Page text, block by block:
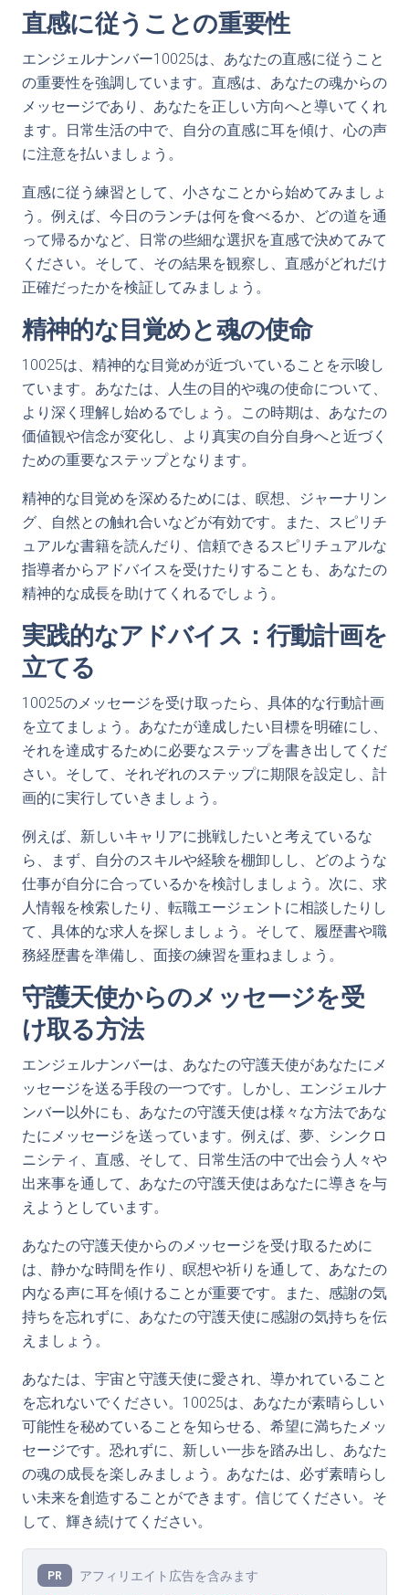
直感に従うことの重要性
エンジェルナンバー10025は、あなたの直感に従うこと
の重要性を強調しています。直感は、あなたの魂からの
メッセージであり、あなたを正しい方向へと導いてくれ
ます。日常生活の中で、自分の直感に耳を傾け、心の声
に注意を払いましょう。
直感に従う練習として、小さなことから始めてみましょ
う。例えば、今日のランチは何を食べるか、どの道を通
って帰るかなど、日常の些細な選択を直感で決めてみて
ください。そして、その結果を観察し、直感がどれだけ
正確だったかを検証してみましょう。
精神的な目覚めと魂の使命
10025は、精神的な目覚めが近づいていることを示唆し
ています。あなたは、人生の目的や魂の使命について、
より深く理解し始めるでしょう。この時期は、あなたの
価値観や信念が変化し、より真実の自分自身へと近づく
ための重要なステップとなります。
精神的な目覚めを深めるためには、瞑想、ジャーナリン
グ、自然との触れ合いなどが有効です。また、スピリチ
ュアルな書籍を読んだり、信頼できるスピリチュアルな
指導者からアドバイスを受けたりすることも、あなたの
精神的な成長を助けてくれるでしょう。
実践的なアドバイス：行動計画を
立てる
10025のメッセージを受け取ったら、具体的な行動計画
を立てましょう。あなたが達成したい目標を明確にし、
それを達成するために必要なステップを書き出してくだ
さい。そして、それぞれのステップに期限を設定し、計
画的に実行していきましょう。
例えば、新しいキャリアに挑戦したいと考えているな
ら、まず、自分のスキルや経験を棚卸しし、どのような
仕事が自分に合っているかを検討しましょう。次に、求
人情報を検索したり、転職エージェントに相談したりし
て、具体的な求人を探しましょう。そして、履歴書や職
務経歴書を準備し、面接の練習を重ねましょう。
守護天使からのメッセージを受
け取る方法
エンジェルナンバーは、あなたの守護天使があなたにメ
ッセージを送る手段の一つです。しかし、エンジェルナ
ンバー以外にも、あなたの守護天使は様々な方法であな
たにメッセージを送っています。例えば、夢、シンクロ
ニシティ、直感、そして、日常生活の中で出会う人々や
出来事を通して、あなたの守護天使はあなたに導きを与
えようとしています。
あなたの守護天使からのメッセージを受け取るために
は、静かな時間を作り、瞑想や祈りを通して、あなたの
内なる声に耳を傾けることが重要です。また、感謝の気
持ちを忘れずに、あなたの守護天使に感謝の気持ちを伝
えましょう。
あなたは、宇宙と守護天使に愛され、導かれていること
を忘れないでください。10025は、あなたが素晴らしい
可能性を秘めていることを知らせる、希望に満ちたメッ
セージです。恐れずに、新しい一歩を踏み出し、あなた
の魂の成長を楽しみましょう。あなたは、必ず素晴らし
い未来を創造することができます。信じてください。そ
して、輝き続けてください。
PR アフィリエイト広告を含みます